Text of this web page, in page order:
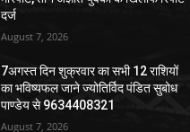
दर्ज
August 7, 2026
7अगस्त दिन शुक्रवार का सभी 12 राशियों
का भविष्यफल जाने ज्योतिर्विद पंडित सुबोध
पाण्डेय से 9634408321
August 7, 2026